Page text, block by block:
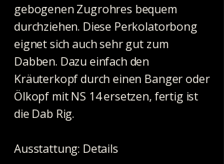
gebogenen Zugrohres bequem
durchziehen. Diese Perkolatorbong
eignet sich auch sehr gut zum
Dabben. Dazu einfach den
Kräuterkopf durch einen Banger oder
Ölkopf mit NS 14 ersetzen, fertig ist
die Dab Rig.
Ausstattung: Details